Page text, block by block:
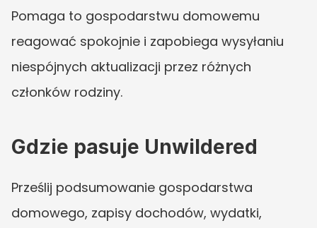
Pomaga to gospodarstwu domowemu
reagować spokojnie i zapobiega wysyłaniu
niespójnych aktualizacji przez różnych
członków rodziny.
Gdzie pasuje Unwildered
Prześlij podsumowanie gospodarstwa
domowego, zapisy dochodów, wydatki,